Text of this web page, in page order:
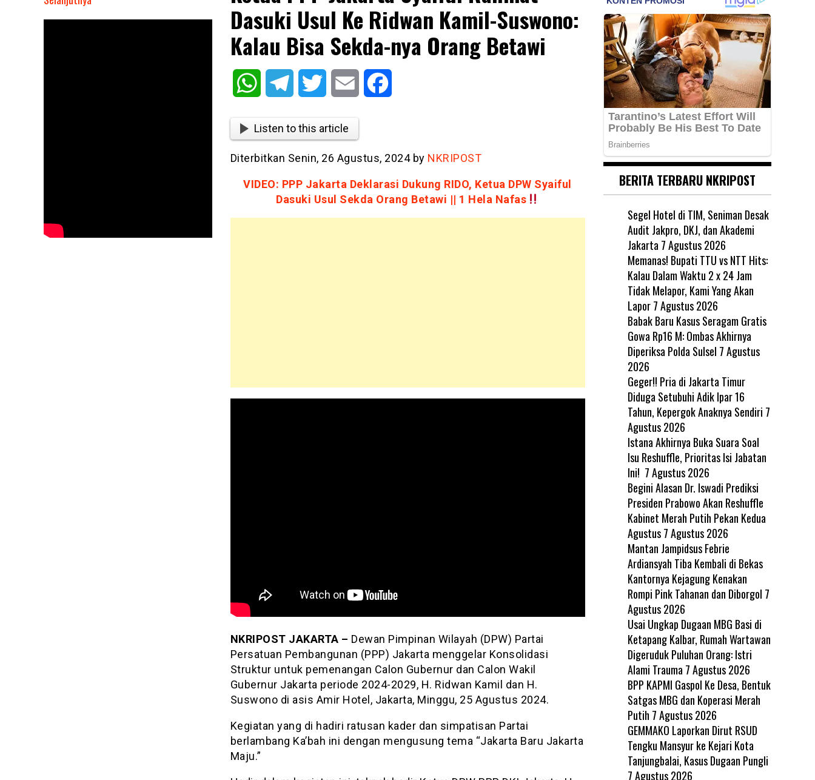
Dasuki Usul Ke Ridwan Kamil-Suswono:
Kalau Bisa Sekda-nya Orang Betawi
WhatsAppTelegram Twitter Email
Listen to this article
Diterbitkan Senin, 26 Agustus, 2024 by NKRIPOST
VIDEO: PPP Jakarta Deklarasi Dukung RIDO, Ketua DPW Syaiful
Dasuki Usul Sekda Orang Betawi || 1 Hela Nafas
NKRIPOST JAKARTA – Dewan Pimpinan Wilayah (DPW) Partai
Persatuan Pembangunan (PPP) Jakarta menggelar Konsolidasi
Struktur untuk pemenangan Calon Gubernur dan Calon Wakil
Gubernur Jakarta periode 2024-2029, H. Ridwan Kamil dan H.
Suswono di asis Amir Hotel, Jakarta, Minggu, 25 Agustus 2024.
Kegiatan yang di hadiri ratusan kader dan simpatisan Partai
berlambang Ka’bah ini dengan mengusung tema “Jakarta Baru Jakarta
Maju.”
Orang
BERITA TERBARU NKRIPOST
Segel Hotel di TIM, Seniman Desak
Audit Jakpro, DKJ, dan Akademi
Jakarta 7 Agustus 2026
Memanas! Bupati TTU vs NTT Hits:
Kalau Dalam Waktu 2 x 24 Jam
Tidak Melapor, Kami Yang Akan
Lapor 7 Agustus 2026
Babak Baru Kasus Seragam Gratis
Gowa Rp16 M: Ombas Akhirnya
Diperiksa Polda Sulsel 7 Agustus
2026
Geger!! Pria di Jakarta Timur
Diduga Setubuhi Adik Ipar 16
Tahun, Kepergok Anaknya Sendiri 7
Agustus 2026
Istana Akhirnya Buka Suara Soal
Isu Reshuffle, Prioritas Isi Jabatan
Ini! 7 Agustus 2026
Begini Alasan Dr. Iswadi Prediksi
Presiden Prabowo Akan Reshuffle
Kabinet Merah Putih Pekan Kedua
Agustus 7 Agustus 2026
Mantan Jampidsus Febrie
Ardiansyah Tiba Kembali di Bekas
Kantornya Kejagung Kenakan
Rompi Pink Tahanan dan Diborgol 7
Agustus 2026
Usai Ungkap Dugaan MBG Basi di
Ketapang Kalbar, Rumah Wartawan
Digeruduk Puluhan Orang: Istri
Alami Trauma 7 Agustus 2026
BPP KAPMI Gaspol Ke Desa, Bentuk
Satgas MBG dan Koperasi Merah
Putih 7 Agustus 2026
GEMMAKO Laporkan Dirut RSUD
Tengku Mansyur ke Kejari Kota
Tanjungbalai, Kasus Dugaan Pungli
7 Agustus 2026